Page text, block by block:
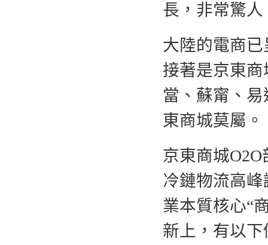
長，非常驚人
大陸的電商
接著是京東
當、蘇甯、
東商城莫屬。
京東商城
冷鏈物流高
業本質核心“
新上，有以下